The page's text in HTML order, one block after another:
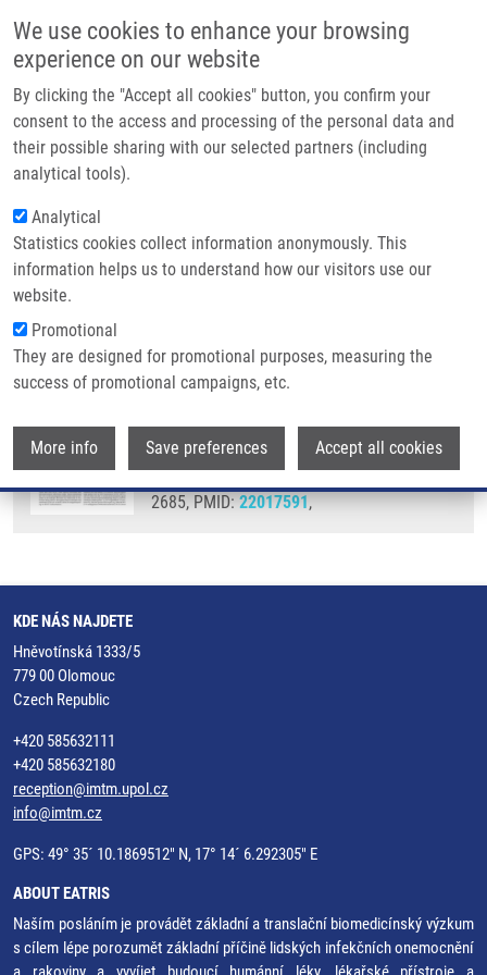
We use cookies to enhance your browsing
experience on our website
By clicking the "Accept all cookies" button, you confirm your
consent to the access and processing of the personal data and
their possible sharing with our selected partners (including
analytical tools).
Analytical
Statistics cookies collect information anonymously. This
information helps us to understand how our visitors use our
website.
Promotional
They are designed for promotional purposes, measuring the
success of promotional campaigns, etc.
More info Save preferences Accept all cookies
Main
Domů
Partner institutions
Technologie a služby
Kontakt
Drobečková navigace
Domů
Differentiation Pathways In Carcinogenesis And In Chemo- And
Radioresistance
Differentiation pathways in
carcinogenesis and in chemo- and
radioresistance
JANÍKOVÁ, M., J. ŠKARDA
Differentiation pathways in carcinogenesis
and in chemo- and radioresistance.
Neoplasma. 2012, 59(1), 6-17, ISSN: 0028-
2685, PMID:22017591,
KDE NÁS NAJDETE
Hněvotínská 1333/5
779 00 Olomouc
Czech Republic
+420 585632111
+420 585632180
reception@imtm.upol.cz
info@imtm.cz
GPS: 49° 35´ 10.1869512" N, 17° 14´ 6.292305" E
ABOUT EATRIS
Naším posláním je provádět základní a translační biomedicínský výzkum
s cílem lépe porozumět základní příčině lidských infekčních onemocnění